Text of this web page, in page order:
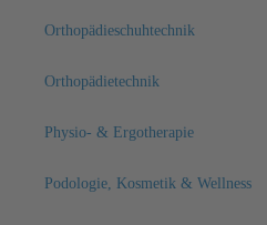
Orthopädieschuhtechnik
Orthopädietechnik
Physio- & Ergotherapie
Podologie, Kosmetik & Wellness